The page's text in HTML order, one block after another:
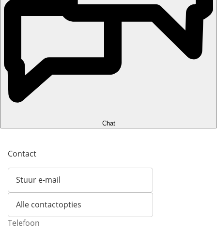
Chat
Contact
Stuur e-mail
Opent e-mailclient
Alle contactopties
Telefoon